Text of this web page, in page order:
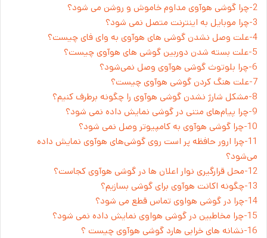
2-چرا گوشی هوآوی مداوم خاموش و روشن می‌ شود؟
3-چرا موبایل به اینترنت متصل نمی شود؟
4-علت وصل نشدن گوشی های هوآوی به وای فای چیست؟
5-علت بسته شدن دوربین گوشی های هوآوی چیست؟
6-چرا بلوتوث گوشی هوآوی وصل نمی‌شود؟
7-علت هنگ کردن گوشی هوآوی چیست؟
8-مشکل شارژ نشدن گوشی هوآوی را چگونه برطرف کنیم؟
9-چرا پیام‌های متنی در گوشی نمایش داده نمی شود؟
10-چرا گوشی هوآوی به کامپیوتر وصل نمی شود؟
11-چرا ارور حافظه پر است روی گوشی‌های هوآوی نمایش داده
می‌شود؟
12-محل قرارگیری نوار اعلان ها در گوشی هوآوی کجاست؟
13-چگونه اکانت هوآوی برای گوشی بسازیم؟
14-چرا در گوشی هواوی تماس قطع می شود؟
15-چرا مخاطبین در گوشی هواوی نمایش داده نمی شود؟
16-نشانه‌ های خرابی هارد گوشی هوآوی چیست ؟